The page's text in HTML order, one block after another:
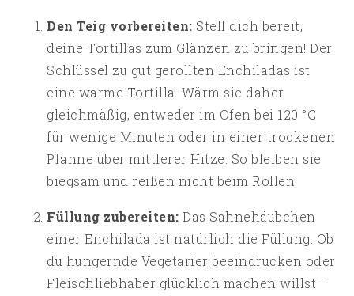
Den Teig vorbereiten: Stell dich bereit,
deine Tortillas zum Glänzen zu bringen! Der
Schlüssel zu gut gerollten Enchiladas ist
eine warme Tortilla. Wärm sie daher
gleichmäßig, entweder im Ofen bei 120 °C
für wenige Minuten oder in einer trockenen
Pfanne über mittlerer Hitze. So bleiben sie
biegsam und reißen nicht beim Rollen.
Füllung zubereiten: Das Sahnehäubchen
einer Enchilada ist natürlich die Füllung. Ob
du hungernde Vegetarier beeindrucken oder
Fleischliebhaber glücklich machen willst –